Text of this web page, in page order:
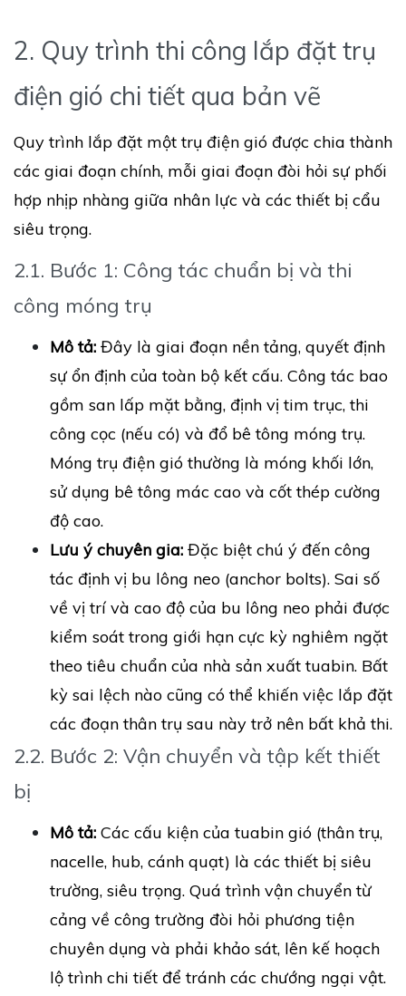
2. Quy trình thi công lắp đặt trụ
điện gió chi tiết qua bản vẽ
Quy trình lắp đặt một trụ điện gió được chia thành
các giai đoạn chính, mỗi giai đoạn đòi hỏi sự phối
hợp nhịp nhàng giữa nhân lực và các thiết bị cẩu
siêu trọng.
2.1. Bước 1: Công tác chuẩn bị và thi
công móng trụ
Mô tả: Đây là giai đoạn nền tảng, quyết định
sự ổn định của toàn bộ kết cấu. Công tác bao
gồm san lấp mặt bằng, định vị tim trục, thi
công cọc (nếu có) và đổ bê tông móng trụ.
Móng trụ điện gió thường là móng khối lớn,
sử dụng bê tông mác cao và cốt thép cường
độ cao.
Lưu ý chuyên gia: Đặc biệt chú ý đến công
tác định vị bu lông neo (anchor bolts). Sai số
về vị trí và cao độ của bu lông neo phải được
kiểm soát trong giới hạn cực kỳ nghiêm ngặt
theo tiêu chuẩn của nhà sản xuất tuabin. Bất
kỳ sai lệch nào cũng có thể khiến việc lắp đặt
các đoạn thân trụ sau này trở nên bất khả thi.
2.2. Bước 2: Vận chuyển và tập kết thiết
bị
Mô tả: Các cấu kiện của tuabin gió (thân trụ,
nacelle, hub, cánh quạt) là các thiết bị siêu
trường, siêu trọng. Quá trình vận chuyển từ
cảng về công trường đòi hỏi phương tiện
chuyên dụng và phải khảo sát, lên kế hoạch
lộ trình chi tiết để tránh các chướng ngại vật.